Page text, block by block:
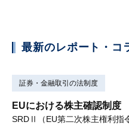
最新のレポート・コ
証券・金融取引の法制度
EUにおける株主確認制度